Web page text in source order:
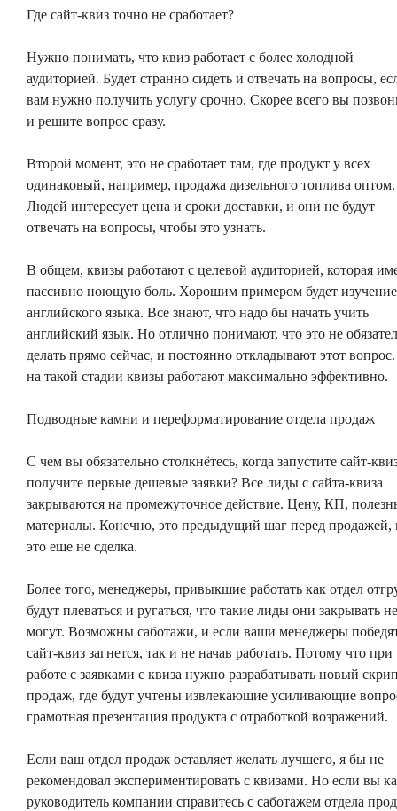
Где сайт-квиз точно не сработает?
Нужно понимать, что квиз работает с более холодной
аудиторией. Будет странно сидеть и отвечать на вопросы,
вам нужно получить услугу срочно. Скорее всего вы
и решите вопрос сразу.
Второй момент, это не сработает там, где продукт у всех
одинаковый, например, продажа дизельного топлива оптом.
Людей интересует цена и сроки доставки, и они не будут
отвечать на вопросы, чтобы это узнать.
В общем, квизы работают с целевой аудиторией, которая
пассивно ноющую боль. Хорошим примером будет изучение
английского языка. Все знают, что надо бы начать учить
английский язык. Но отлично понимают, что это не
делать прямо сейчас, и постоянно откладывают этот
на такой стадии квизы работают максимально эффективно.
Подводные камни и переформатирование отдела продаж
С чем вы обязательно столкнётесь, когда запустите сайт-
получите первые дешевые заявки? Все лиды с сайта-квиза
закрываются на промежуточное действие. Цену, КП,
материалы. Конечно, это предыдущий шаг перед продажей,
это еще не сделка.
Более того, менеджеры, привыкшие работать как отдел
будут плеваться и ругаться, что такие лиды они закрывать не
могут. Возможны саботажи, и если ваши менеджеры
сайт-квиз загнется, так и не начав работать. Потому что при
работе с заявками с квиза нужно разрабатывать новый
продаж, где будут учтены извлекающие усиливающие
грамотная презентация продукта с отработкой возражений.
Если ваш отдел продаж оставляет желать лучшего, я бы не
рекомендовал экспериментировать с квизами. Но если вы
руководитель компании справитесь с саботажем отдела